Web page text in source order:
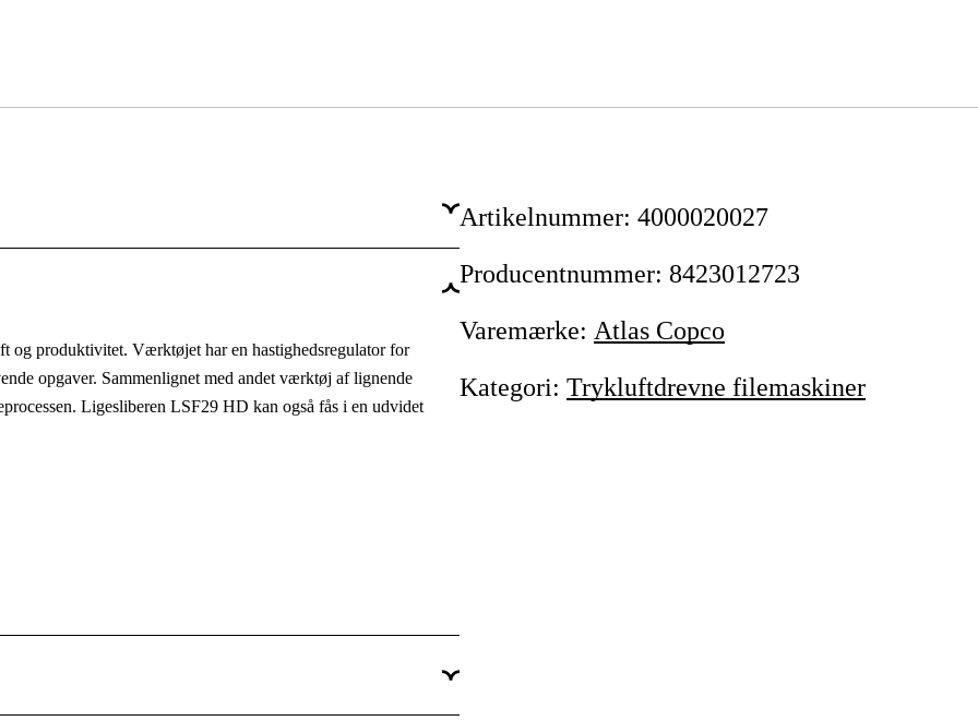
Professionel
Industri & produktion, Værksted & køretøjer
og produktivitet. Værktøjet har en hastighedsregulator for
opgaver. Sammenlignet med andet værktøj af lignende
Ligesliberen LSF29 HD kan også fås i en udvidet
Artikelnummer: 4000020027
Producentnummer: 8423012723
Varemærke: Atlas Copco
Kategori: Trykluftdrevne filemaskiner